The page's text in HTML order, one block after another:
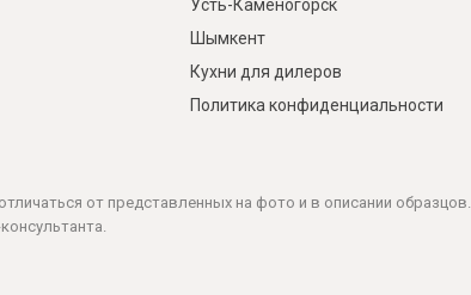
Усть-Каменогорск
Шымкент
Кухни для дилеров
Политика конфиденциальности
от представленных на фото и в описании образцов.